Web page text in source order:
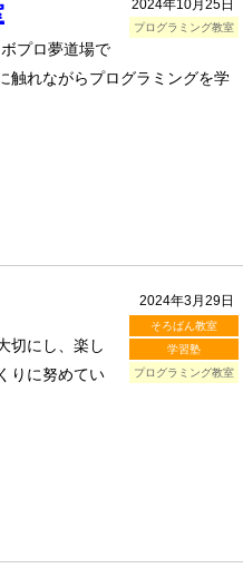
2024年10月25日
プログラミング教室
プロ夢道場で
触れながらプログラミングを学
2024年3月29日
そろばん教室
学習塾
プログラミング教室
切にし、楽し
りに努めてい